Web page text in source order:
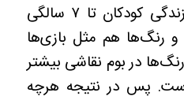
در پایان می‌توان گفت زندگی کودکان تا ۷ سالگی
رنگ‌ها هم مثل بازی‌ها
در بوم نقاشی بیشتر
پس در نتیجه هرچه